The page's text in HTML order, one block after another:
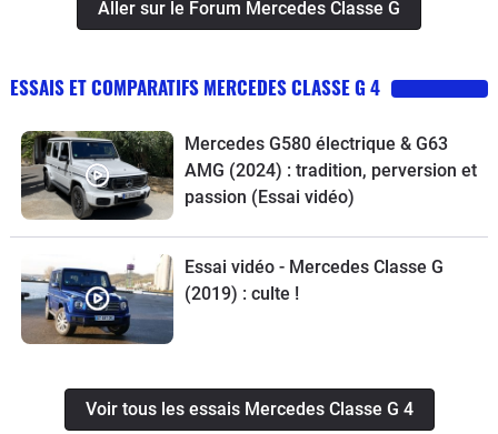
Aller sur le Forum Mercedes Classe G
ESSAIS ET COMPARATIFS MERCEDES CLASSE G 4
Mercedes G580 électrique & G63
AMG (2024) : tradition, perversion et
passion (Essai vidéo)
Essai vidéo - Mercedes Classe G
(2019) : culte !
Voir tous les essais Mercedes Classe G 4